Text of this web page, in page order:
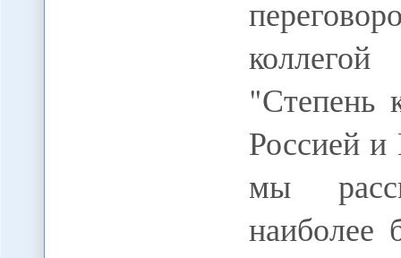
"Степень
Россией и
мы
наиболее